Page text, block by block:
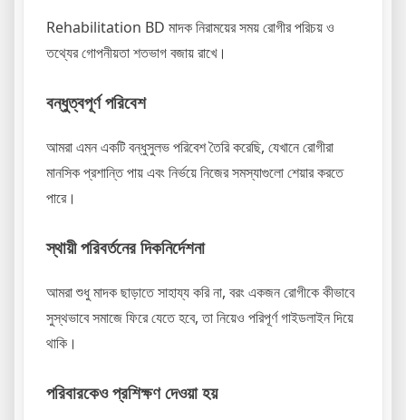
Rehabilitation BD মাদক নিরাময়ের সময় রোগীর পরিচয় ও
তথ্যের গোপনীয়তা শতভাগ বজায় রাখে।
বন্ধুত্বপূর্ণ পরিবেশ
আমরা এমন একটি বন্ধুসুলভ পরিবেশ তৈরি করেছি, যেখানে রোগীরা
মানসিক প্রশান্তি পায় এবং নির্ভয়ে নিজের সমস্যাগুলো শেয়ার করতে
পারে।
স্থায়ী পরিবর্তনের দিকনির্দেশনা
আমরা শুধু মাদক ছাড়াতে সাহায্য করি না, বরং একজন রোগীকে কীভাবে
সুস্থভাবে সমাজে ফিরে যেতে হবে, তা নিয়েও পরিপূর্ণ গাইডলাইন দিয়ে
থাকি।
পরিবারকেও প্রশিক্ষণ দেওয়া হয়